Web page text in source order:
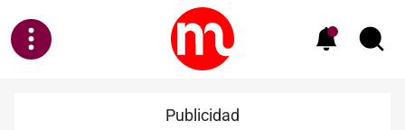
Publicidad